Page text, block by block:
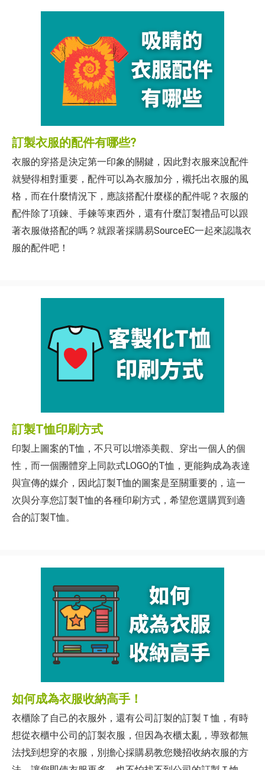
訂製衣服的配件有哪些?
衣服的穿搭是決定第一印象的關鍵，因此對衣服來說配件
就變得相對重要，配件可以為衣服加分，襯托出衣服的風
格，而在什麼情況下，應該搭配什麼樣的配件呢？衣服的
配件除了項鍊、手鍊等東西外，還有什麼訂製禮品可以跟
著衣服做搭配的嗎？就跟著採購易SourceEC一起來認識衣
服的配件吧！
訂製T恤印刷方式
印製上圖案的T恤，不只可以增添美觀、穿出一個人的個
性，而一個團體穿上同款式LOGO的T恤，更能夠成為表達
與宣傳的媒介，因此訂製T恤的圖案是至關重要的，這一
次與分享您訂製T恤的各種印刷方式，希望您選購買到適
合的訂製T恤。
如何成為衣服收納高手！
衣櫃除了自己的衣服外，還有公司訂製的訂製Ｔ恤，有時
想從衣櫃中公司的訂製衣服，但因為衣櫃太亂，導致都無
法找到想穿的衣服，別擔心採購易教您幾招收納衣服的方